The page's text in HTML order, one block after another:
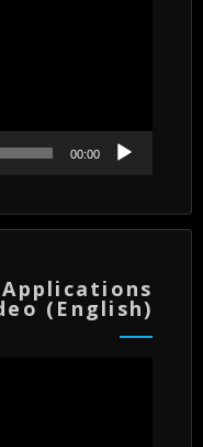
00:00
(English)